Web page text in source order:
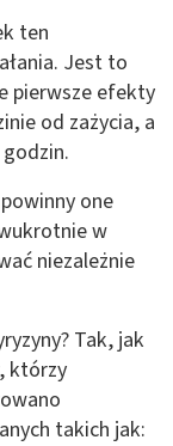
ten
Jest to
pierwsze efekty
od zażycia, a
one
w
niezależnie
Tak, jak
którzy
takich jak: